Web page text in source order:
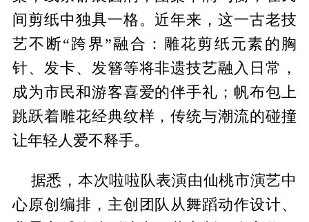
间剪纸中独具一格。近年来，这一古老技
艺不断“跨界”融合：雕花剪纸元素的胸
针、发卡、发簪等将非遗技艺融入日常，
成为市民和游客喜爱的伴手礼；帆布包上
跳跃着雕花经典纹样，传统与潮流的碰撞
让年轻人爱不释手。
据悉，本次啦啦队表演由仙桃市演艺中
心原创编排，主创团队从舞蹈动作设计、